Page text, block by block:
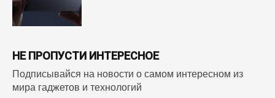
НЕ ПРОПУСТИ ИНТЕРЕСНОЕ
Подписывайся на новости о самом интересном из
мира гаджетов и технологий